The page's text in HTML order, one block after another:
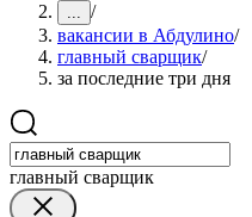
... /
вакансии в Абдулино/
главный сварщик/
за последние три дня
главный сварщик